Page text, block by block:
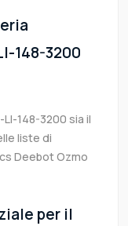
148-3200
148-3200 sia il
liste di
Deebot Ozmo
per il